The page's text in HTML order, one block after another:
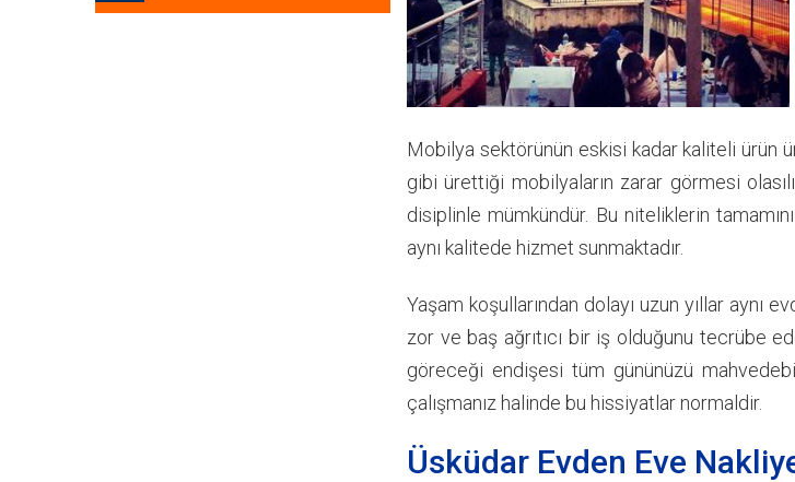
Mobilya sektörünün eskisi kadar kaliteli ürün
gibi ürettiği mobilyaların zarar görmesi
disiplinle mümkündür. Bu niteliklerin
aynı kalitede hizmet sunmaktadır.
Yaşam koşullarından dolayı uzun yıllar aynı
zor ve baş ağrıtıcı bir iş olduğunu tecrübe
göreceği endişesi tüm gününüzü
çalışmanız halinde bu hissiyatlar normaldir.
Üsküdar Evden Eve